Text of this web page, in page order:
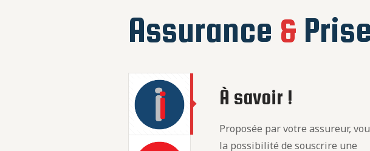
Assurance &
À savoir !
Proposée par votre assureur,
la possibilité de souscrire une